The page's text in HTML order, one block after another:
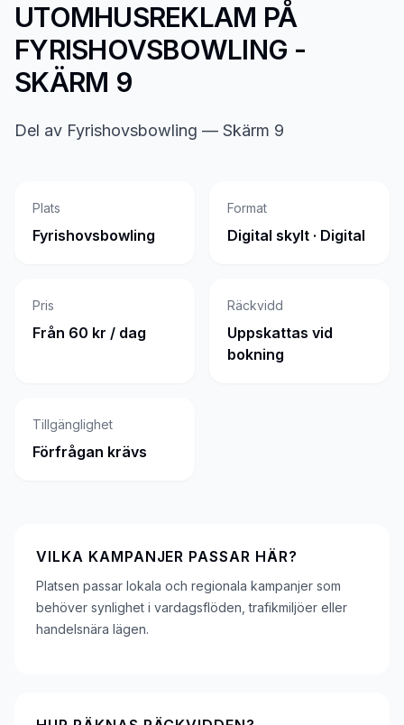
UTOMHUSREKLAM PÅ
FYRISHOVSBOWLING -
SKÄRM 9
Del av Fyrishovsbowling — Skärm 9
Plats
Fyrishovsbowling
Format
Digital skylt · Digital
Pris
Från 60 kr / dag
Räckvidd
Uppskattas vid
bokning
Tillgänglighet
Förfrågan krävs
VILKA KAMPANJER PASSAR HÄR?
Platsen passar lokala och regionala kampanjer som
behöver synlighet i vardagsflöden, trafikmiljöer eller
handelsnära lägen.